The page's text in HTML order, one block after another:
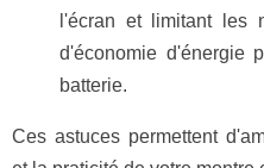
l'écran et limitant les
d'économie d'énergie
batterie.
Ces astuces permettent